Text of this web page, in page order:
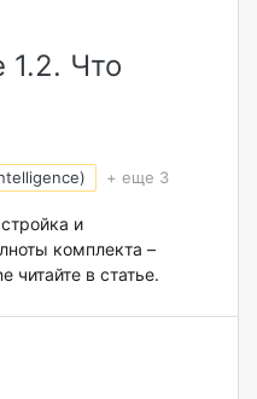
1.2. Что
+ еще 3
и
комплекта –
читайте в статье.